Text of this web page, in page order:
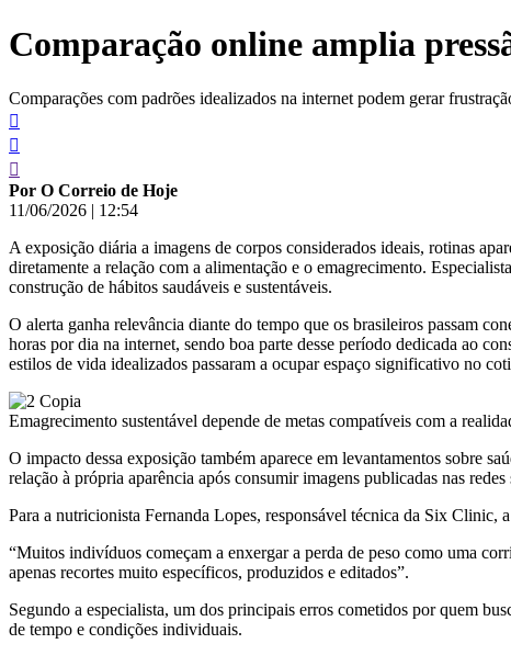
conteúdo
Comparação online amplia
Comparações com padrões idealizados na internet podem gerar
Por O Correio de Hoje
11/06/2026 | 12:54
A exposição diária a imagens de corpos considerados ideais, rotinas
diretamente a relação com a alimentação e o emagrecimento.
construção de hábitos saudáveis e sustentáveis.
O alerta ganha relevância diante do tempo que os brasileiros passam
horas por dia na internet, sendo boa parte desse período dedicada ao
estilos de vida idealizados passaram a ocupar espaço significativo no
Emagrecimento sustentável depende de metas compatíveis com a
O impacto dessa exposição também aparece em levantamentos sobre
relação à própria aparência após consumir imagens publicadas nas
Para a nutricionista Fernanda Lopes, responsável técnica da Six Clinic,
“Muitos indivíduos começam a enxergar a perda de peso como uma
apenas recortes muito específicos, produzidos e editados”.
Segundo a especialista, um dos principais erros cometidos por quem
de tempo e condições individuais.